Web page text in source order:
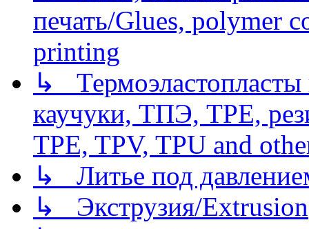
печать/Glues, polymer
printing
↳
каучуки, ТПЭ, TPE,
TPE, TPV, TPU and
↳ Литье под
↳ Экструзия/Extrusion